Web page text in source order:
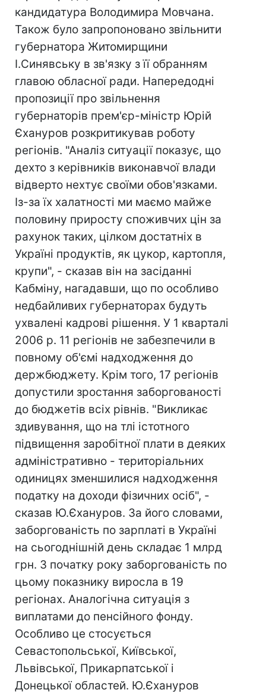
кандидатура Володимира Мовчана.
Також було запропоновано звільнити
губернатора Житомирщини
І.Синявську в зв'язку з її обранням
главою обласної ради. Напередодні
пропозиції про звільнення
губернаторів прем'єр-міністр Юрій
Єхануров розкритикував роботу
регіонів. "Аналіз ситуації показує, що
дехто з керівників виконавчої влади
відверто нехтує своїми обов'язками.
Із-за їх халатності ми маємо майже
половину приросту споживчих цін за
рахунок таких, цілком достатніх в
Україні продуктів, як цукор, картопля,
крупи", - сказав він на засіданні
Кабміну, нагадавши, що по особливо
недбайливих губернаторах будуть
ухвалені кадрові рішення. У 1 кварталі
2006 р. 11 регіонів не забезпечили в
повному об'ємі надходження до
держбюджету. Крім того, 17 регіонів
допустили зростання заборгованості
до бюджетів всіх рівнів. "Викликає
здивування, що на тлі істотного
підвищення заробітної плати в деяких
адміністративно - територіальних
одиницях зменшилися надходження
податку на доходи фізичних осіб", -
сказав Ю.Єхануров. За його словами,
заборгованість по зарплаті в Україні
на сьогоднішній день складає 1 млрд
грн. З початку року заборгованість по
цьому показнику виросла в 19
регіонах. Аналогічна ситуація з
виплатами до пенсійного фонду.
Особливо це стосується
Севастопольської, Київської,
Львівської, Прикарпатської і
Донецької областей. Ю.Єхануров